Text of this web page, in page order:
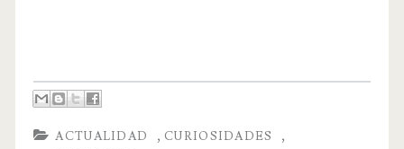
ACTUALIDAD , CURIOSIDADES ,